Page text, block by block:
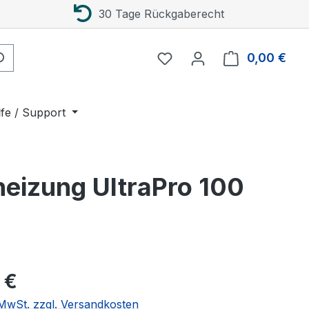
30 Tage Rückgaberecht
0,00 €
/ Support
UltraPro 100
€
zzgl. Versandkosten